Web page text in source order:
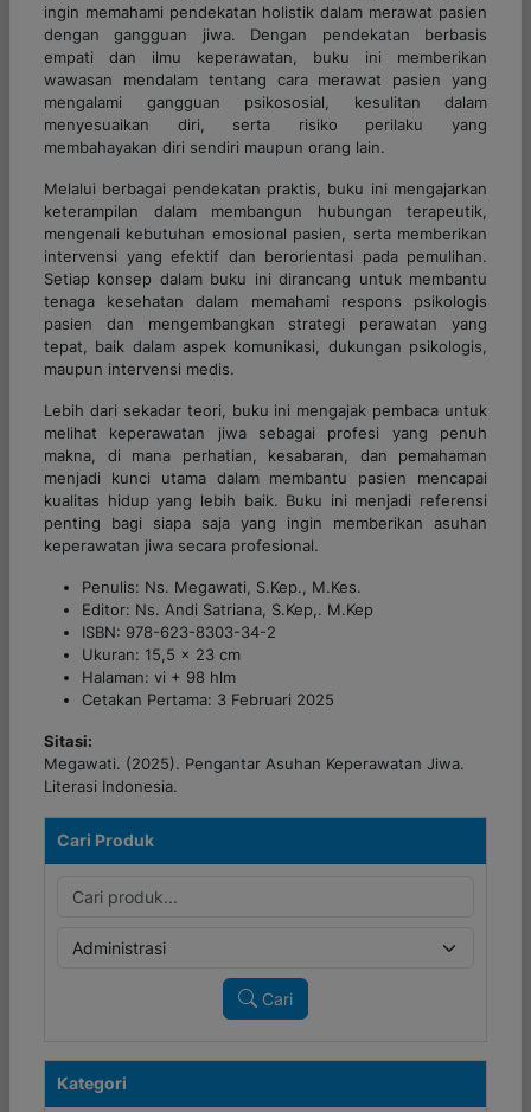
ingin memahami pendekatan holistik dalam merawat pasien
dengan gangguan jiwa. Dengan pendekatan berbasis
empati dan ilmu keperawatan, buku ini memberikan
wawasan mendalam tentang cara merawat pasien yang
mengalami gangguan psikososial, kesulitan dalam
menyesuaikan diri, serta risiko perilaku yang
membahayakan diri sendiri maupun orang lain.
Melalui berbagai pendekatan praktis, buku ini mengajarkan
keterampilan dalam membangun hubungan terapeutik,
mengenali kebutuhan emosional pasien, serta memberikan
intervensi yang efektif dan berorientasi pada pemulihan.
Setiap konsep dalam buku ini dirancang untuk membantu
tenaga kesehatan dalam memahami respons psikologis
pasien dan mengembangkan strategi perawatan yang
tepat, baik dalam aspek komunikasi, dukungan psikologis,
maupun intervensi medis.
Lebih dari sekadar teori, buku ini mengajak pembaca untuk
melihat keperawatan jiwa sebagai profesi yang penuh
makna, di mana perhatian, kesabaran, dan pemahaman
menjadi kunci utama dalam membantu pasien mencapai
kualitas hidup yang lebih baik. Buku ini menjadi referensi
penting bagi siapa saja yang ingin memberikan asuhan
keperawatan jiwa secara profesional.
Penulis: Ns. Megawati, S.Kep., M.Kes.
Editor: Ns. Andi Satriana, S.Kep,. M.Kep
ISBN: 978-623-8303-34-2
Ukuran: 15,5 x 23 cm
Halaman: vi + 98 hlm
Cetakan Pertama: 3 Februari 2025
Sitasi:
Megawati. (2025). Pengantar Asuhan Keperawatan Jiwa.
Literasi Indonesia.
Cari Produk
Cari
Kategori